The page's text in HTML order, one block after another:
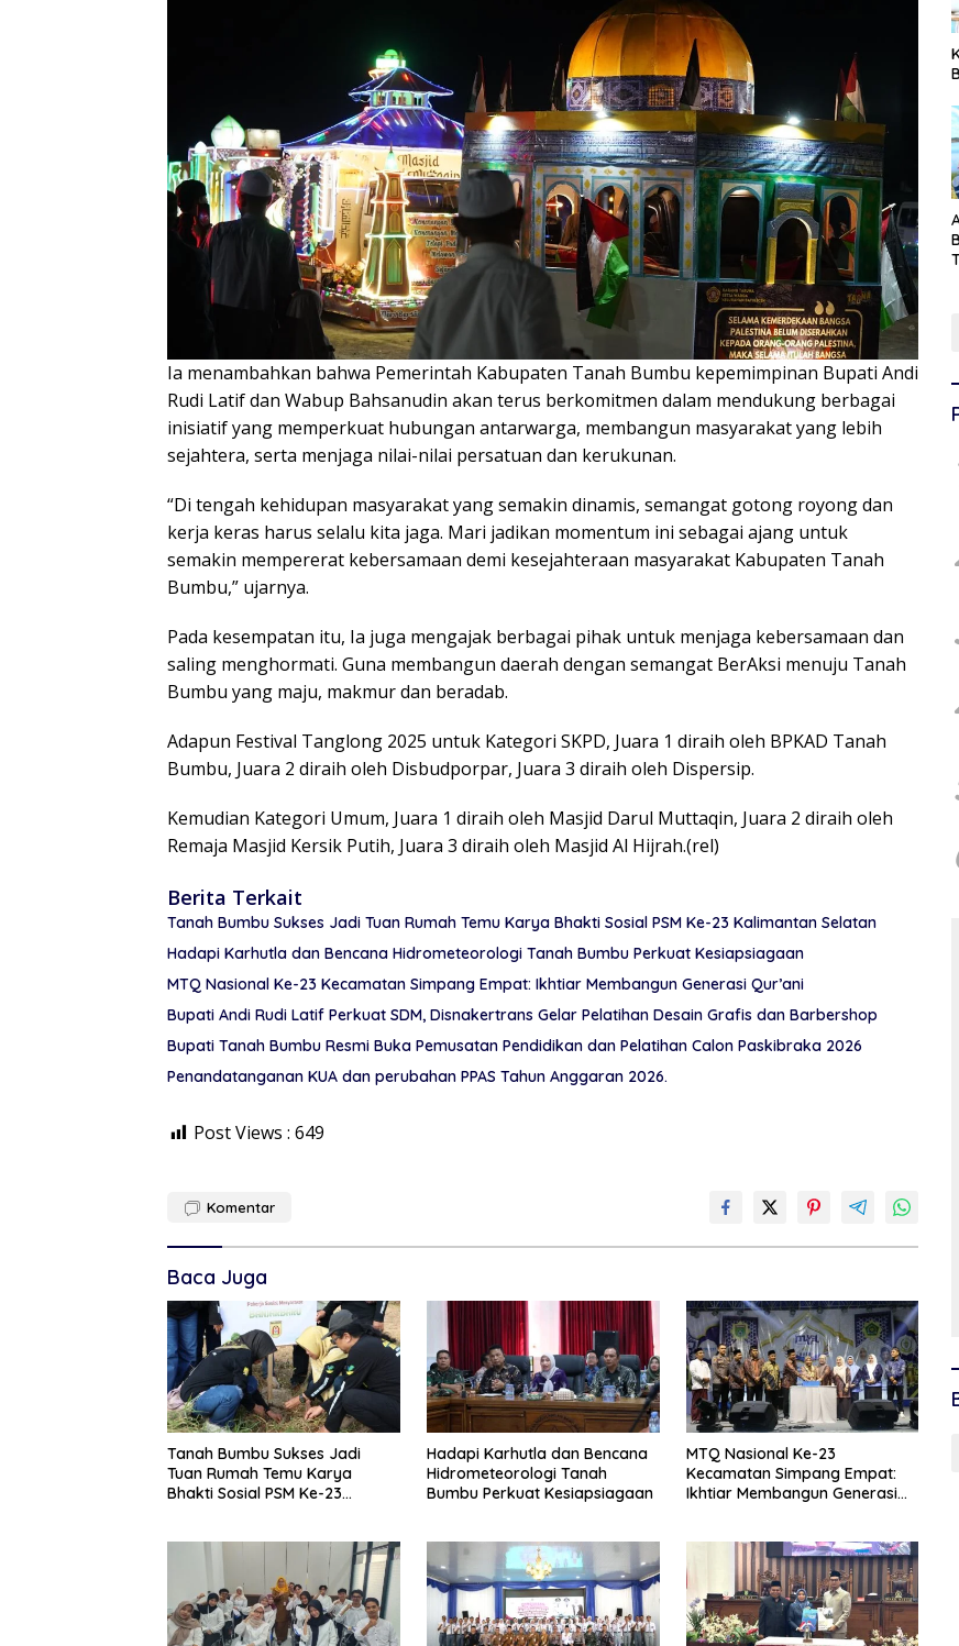
Ia menambahkan bahwa Pemerintah Kabupaten Tanah Bumbu kepemimpinan Bupati Andi
Rudi Latif dan Wabup Bahsanudin akan terus berkomitmen dalam mendukung berbagai
inisiatif yang memperkuat hubungan antarwarga, membangun masyarakat yang lebih
sejahtera, serta menjaga nilai-nilai persatuan dan kerukunan.
“Di tengah kehidupan masyarakat yang semakin dinamis, semangat gotong royong dan
kerja keras harus selalu kita jaga. Mari jadikan momentum ini sebagai ajang untuk
semakin mempererat kebersamaan demi kesejahteraan masyarakat Kabupaten Tanah
Bumbu,” ujarnya.
Pada kesempatan itu, Ia juga mengajak berbagai pihak untuk menjaga kebersamaan dan
saling menghormati. Guna membangun daerah dengan semangat BerAksi menuju Tanah
Bumbu yang maju, makmur dan beradab.
Adapun Festival Tanglong 2025 untuk Kategori SKPD, Juara 1 diraih oleh BPKAD Tanah
Bumbu, Juara 2 diraih oleh Disbudporpar, Juara 3 diraih oleh Dispersip.
Kemudian Kategori Umum, Juara 1 diraih oleh Masjid Darul Muttaqin, Juara 2 diraih oleh
Remaja Masjid Kersik Putih, Juara 3 diraih oleh Masjid Al Hijrah.(rel)
Berita Terkait
Tanah Bumbu Sukses Jadi Tuan Rumah Temu Karya Bhakti Sosial PSM Ke-23 Kalimantan Selatan
Hadapi Karhutla dan Bencana Hidrometeorologi Tanah Bumbu Perkuat Kesiapsiagaan
MTQ Nasional Ke-23 Kecamatan Simpang Empat: Ikhtiar Membangun Generasi Qur’ani
Bupati Andi Rudi Latif Perkuat SDM, Disnakertrans Gelar Pelatihan Desain Grafis dan Barbershop
Bupati Tanah Bumbu Resmi Buka Pemusatan Pendidikan dan Pelatihan Calon Paskibraka 2026
Penandatanganan KUA dan perubahan PPAS Tahun Anggaran 2026.
Post Views : 649
Komentar
Baca Juga
Tanah Bumbu Sukses Jadi
Tuan Rumah Temu Karya
Bhakti Sosial PSM Ke-23
Hadapi Karhutla dan Bencana
Hidrometeorologi Tanah
Bumbu Perkuat Kesiapsiagaan
MTQ Nasional Ke-23
Kecamatan Simpang Empat:
Ikhtiar Membangun Generasi